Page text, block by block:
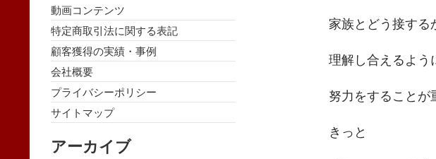
家族とどう接する
理解し合えるよう
努力をすることが
きっと
動画コンテンツ
特定商取引法に関する表記
顧客獲得の実績・事例
会社概要
プライバシーポリシー
サイトマップ
アーカイブ